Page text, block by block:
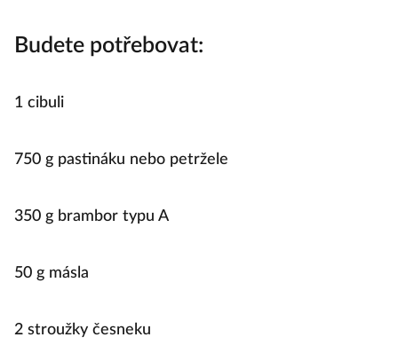
Budete potřebovat:
1 cibuli
750 g pastináku nebo petržele
350 g brambor typu A
50 g másla
2 stroužky česneku